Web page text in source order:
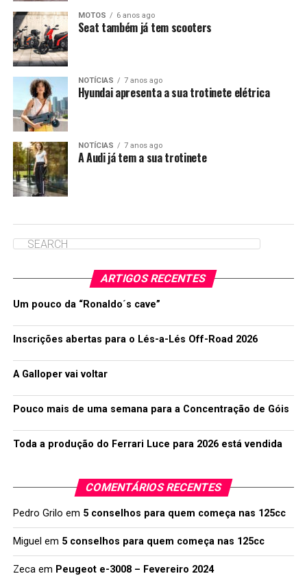
MOTOS 6 anos ago
Seat também já tem scooters
NOTÍCIAS 7 anos ago
Hyundai apresenta a sua trotinete elétrica
NOTÍCIAS 7 anos ago
A Audi já tem a sua trotinete
ARTIGOS RECENTES
Um pouco da “Ronaldo´s cave”
Inscrições abertas para o Lés-a-Lés Off-Road 2026
A Galloper vai voltar
Pouco mais de uma semana para a Concentração de Góis
Toda a produção do Ferrari Luce para 2026 está vendida
COMENTÁRIOS RECENTES
Pedro Grilo em 5 conselhos para quem começa nas 125cc
Miguel em 5 conselhos para quem começa nas 125cc
Zecaem Peugeot e-3008 – Fevereiro 2024